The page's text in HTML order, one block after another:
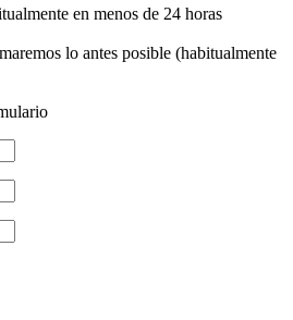
en menos de 24 horas
lo antes posible (habitualmente